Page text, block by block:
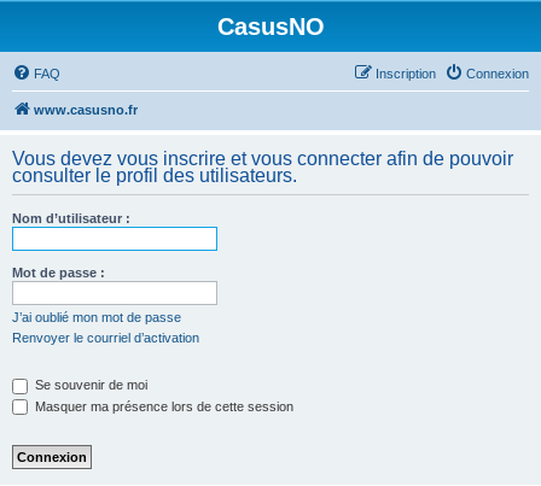
CasusNO
FAQ Connexion
Inscription
www.casusno.fr
Vous devez vous inscrire et vous connecter afin de pouvoir
consulter le profil des utilisateurs.
Nom d’utilisateur :
Mot de passe :
J’ai oublié mon mot de passe
Renvoyer le courriel d’activation
Se souvenir de moi
Masquer ma présence lors de cette session